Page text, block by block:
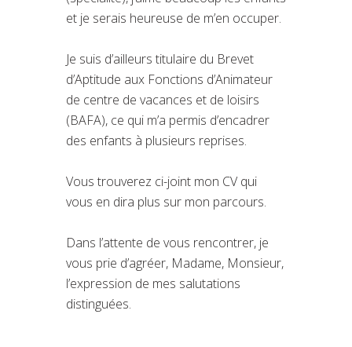
et je serais heureuse de m’en occuper.
Je suis d’ailleurs titulaire du Brevet
d’Aptitude aux Fonctions d’Animateur
de centre de vacances et de loisirs
(BAFA), ce qui m’a permis d’encadrer
des enfants à plusieurs reprises.
Vous trouverez ci-joint mon CV qui
vous en dira plus sur mon parcours.
Dans l’attente de vous rencontrer, je
vous prie d’agréer, Madame, Monsieur,
l’expression de mes salutations
distinguées.